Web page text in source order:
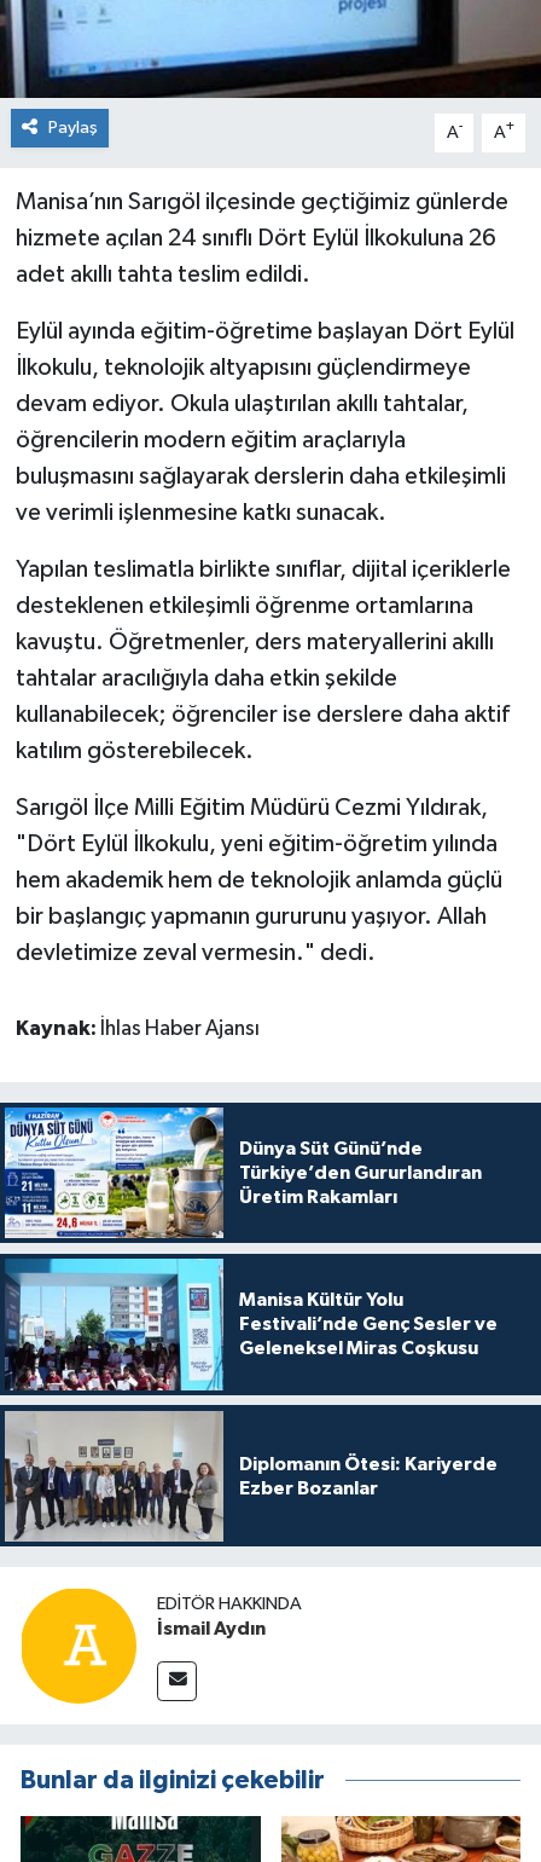
Paylaş A- A+
Manisa’nın Sarıgöl ilçesinde geçtiğimiz günlerde
hizmete açılan 24 sınıflı Dört Eylül İlkokuluna 26
adet akıllı tahta teslim edildi.
Eylül ayında eğitim-öğretime başlayan Dört Eylül
İlkokulu, teknolojik altyapısını güçlendirmeye
devam ediyor. Okula ulaştırılan akıllı tahtalar,
öğrencilerin modern eğitim araçlarıyla
buluşmasını sağlayarak derslerin daha etkileşimli
ve verimli işlenmesine katkı sunacak.
Yapılan teslimatla birlikte sınıflar, dijital içeriklerle
desteklenen etkileşimli öğrenme ortamlarına
kavuştu. Öğretmenler, ders materyallerini akıllı
tahtalar aracılığıyla daha etkin şekilde
kullanabilecek; öğrenciler ise derslere daha aktif
katılım gösterebilecek.
Sarıgöl İlçe Milli Eğitim Müdürü Cezmi Yıldırak,
"Dört Eylül İlkokulu, yeni eğitim-öğretim yılında
hem akademik hem de teknolojik anlamda güçlü
bir başlangıç yapmanın gururunu yaşıyor. Allah
devletimize zeval vermesin." dedi.
Kaynak: İhlas Haber Ajansı
Dünya Süt Günü’nde
Türkiye’den Gururlandıran
Üretim Rakamları
Manisa Kültür Yolu
Festivali’nde Genç Sesler ve
Geleneksel Miras Coşkusu
Diplomanın Ötesi: Kariyerde
Ezber Bozanlar
EDITÖR HAKKINDA
İsmail Aydın
Bunlar da ilginizi çekebilir